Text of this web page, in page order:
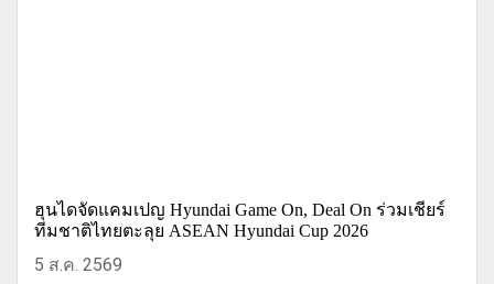
ฮุนไดจัดแคมเปญ Hyundai Game On, Deal On ร่วมเชียร์
ทีมชาติไทยตะลุย ASEAN Hyundai Cup 2026
5 ส.ค. 2569